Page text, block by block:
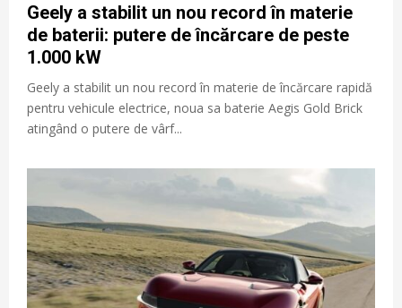
Geely a stabilit un nou record în materie
de baterii: putere de încărcare de peste
1.000 kW
Geely a stabilit un nou record în materie de încărcare rapidă
pentru vehicule electrice, noua sa baterie Aegis Gold Brick
atingând o putere de vârf...